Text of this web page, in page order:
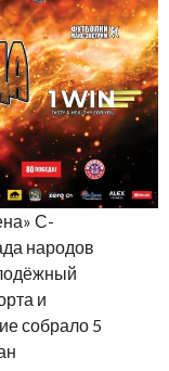
С-
народов
и
собрало 5